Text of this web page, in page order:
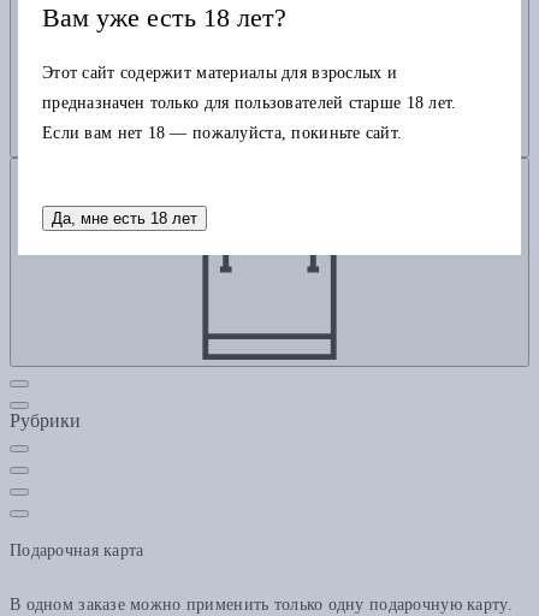
Рубрики
Подарочная карта
В одном заказе можно применить только одну подарочную карту.
Вам уже есть 18 лет?
Этот сайт содержит материалы для взрослых и
предназначен только для пользователей старше 18 лет.
Если вам нет 18 — пожалуйста, покиньте сайт.
Да, мне есть 18 лет